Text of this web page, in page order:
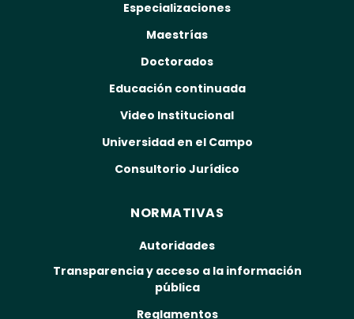
Especializaciones
Maestrías
Doctorados
Educación continuada
Video Institucional
Universidad en el Campo
Consultorio Jurídico
NORMATIVAS
Autoridades
Transparencia y acceso a la información
pública
Reglamentos